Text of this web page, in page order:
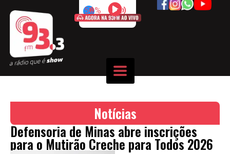
50%
Notícias
Defensoria de Minas abre inscrições
para o Mutirão Creche para Todos 2026